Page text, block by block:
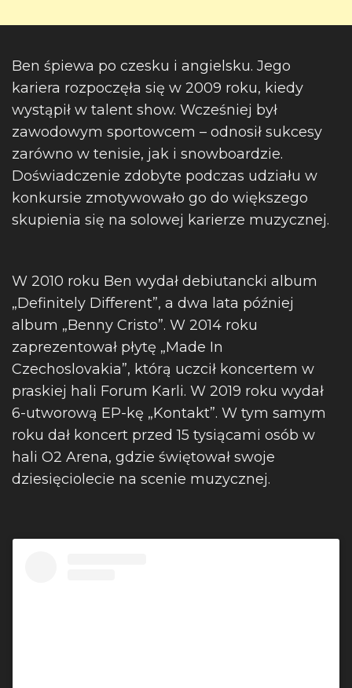
Ben śpiewa po czesku i angielsku. Jego
kariera rozpoczęła się w 2009 roku, kiedy
wystąpił w talent show. Wcześniej był
zawodowym sportowcem – odnosił sukcesy
zarówno w tenisie, jak i snowboardzie.
Doświadczenie zdobyte podczas udziału w
konkursie zmotywowało go do większego
skupienia się na solowej karierze muzycznej.
W 2010 roku Ben wydał debiutancki album
„Definitely Different”, a dwa lata później
album „Benny Cristo”. W 2014 roku
zaprezentował płytę „Made In
Czechoslovakia”, którą uczcił koncertem w
praskiej hali Forum Karli. W 2019 roku wydał
6-utworową EP-kę „Kontakt”. W tym samym
roku dał koncert przed 15 tysiącami osób w
hali O2 Arena, gdzie świętował swoje
dziesięciolecie na scenie muzycznej.